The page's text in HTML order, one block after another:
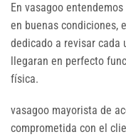
En vasagoo
en buenas condiciones,
dedicado a revisar cada
llegaran en perfecto
física.
vasagoo mayorista de
comprometida con el